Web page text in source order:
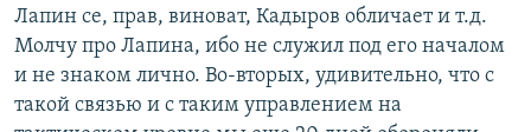
Лапин се, прав, виноват, Кадыров обличает и т.д.
Молчу про Лапина, ибо не служил под его началом
и не знаком лично. Во-вторых, удивительно, что с
такой связью и с таким управлением на